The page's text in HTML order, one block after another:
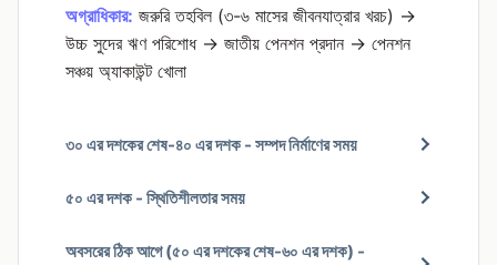
অগ্রাধিকার: জরুরি তহবিল (৩-৬ মাসের জীবনযাত্রার খরচ) →
উচ্চ সুদের ঋণ পরিশোধ → জাতীয় পেনশন প্রদান → পেনশন
সঞ্চয় অ্যাকাউন্ট খোলা
৩০ এর দশকের শেষ-৪০ এর দশক - সম্পদ নির্মাণের সময়
৫০ এর দশক - স্থিতিশীলতার সময়
অবসরের ঠিক আগে (৫০ এর দশকের শেষ-৬০ এর দশক) -